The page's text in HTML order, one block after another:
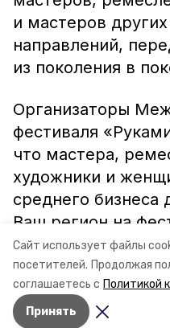
Сайт использует файлы
посетителей. Продолжая
соглашаетесь с Политикой
Принять
и мастеров
направлений,
из поколения в
Организаторы
фестиваля
что мастера,
художники и
среднего бизнеса
Ваш регион на
Информация:
Авторы: Ольга Винницкая